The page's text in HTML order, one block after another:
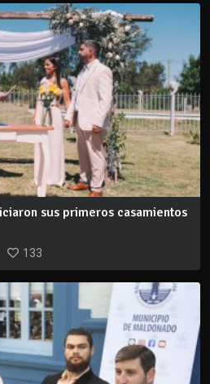
sus primeros casamientos
133